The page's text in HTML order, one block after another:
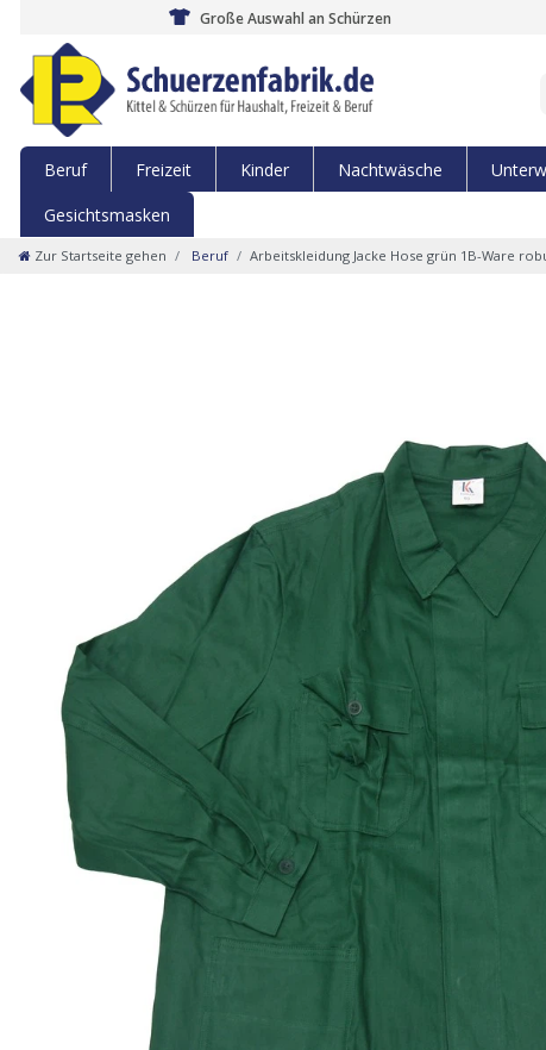
Große Auswahl an Schürzen
Beruf Freizeit Kinder Nachtwäsche
Gesichtsmasken
Zur Startseite gehen Beruf Arbeitskleidung Jacke Hose grün 1B-Ware